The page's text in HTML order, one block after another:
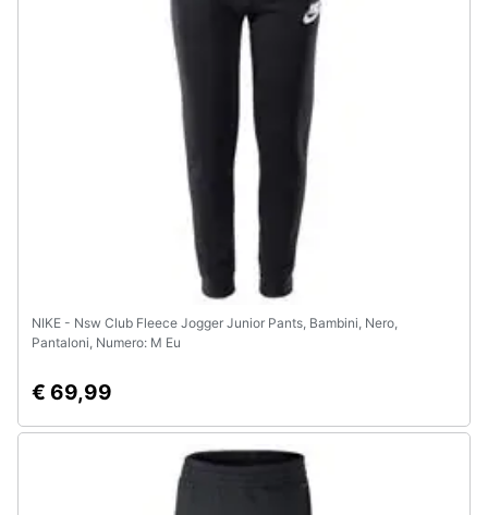
NIKE - Nsw Club Fleece Jogger Junior Pants, Bambini, Nero,
Pantaloni, Numero: M Eu
€ 69,99